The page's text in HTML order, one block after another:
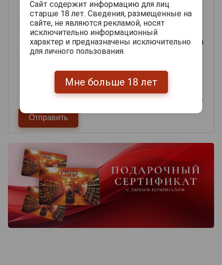
0из 2000 знаков
Сайт содержит информацию для лиц
старше 18 лет. Сведения, размещенные на
сайте, не являются рекламой, носят
исключительно информационный
характер и предназначены исключительно
для личного пользования.
Мне больше 18 лет